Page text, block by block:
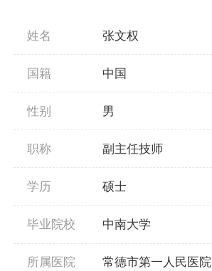
姓名 张文权
国籍 中国
性别 男
职称 副主任技师
学历 硕士
毕业院校 中南大学
所属医院 常德市第一人民医院